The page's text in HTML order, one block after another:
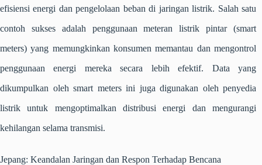
efisiensi energi dan pengelolaan beban di jaringan listrik. Salah satu
contoh sukses adalah penggunaan meteran listrik pintar (smart
meters) yang memungkinkan konsumen memantau dan mengontrol
penggunaan energi mereka secara lebih efektif. Data yang
dikumpulkan oleh smart meters ini juga digunakan oleh penyedia
listrik untuk mengoptimalkan distribusi energi dan mengurangi
kehilangan selama transmisi.
Jepang: Keandalan Jaringan dan Respon Terhadap Bencana